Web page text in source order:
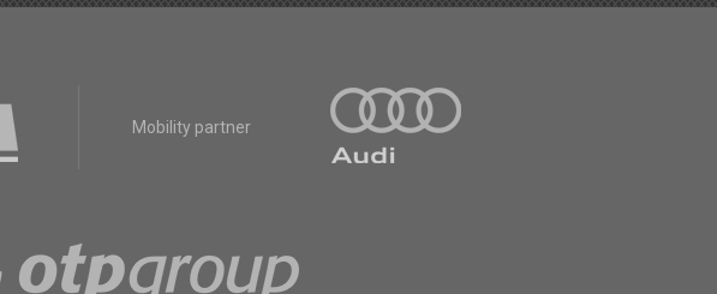
Mobility partner